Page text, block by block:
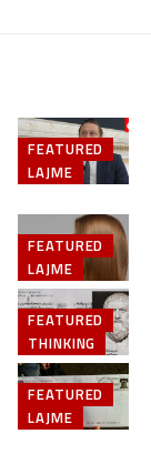
FEATURED
LAJME
FEATURED
LAJME
FEATURED
THINKING
FEATURED
LAJME